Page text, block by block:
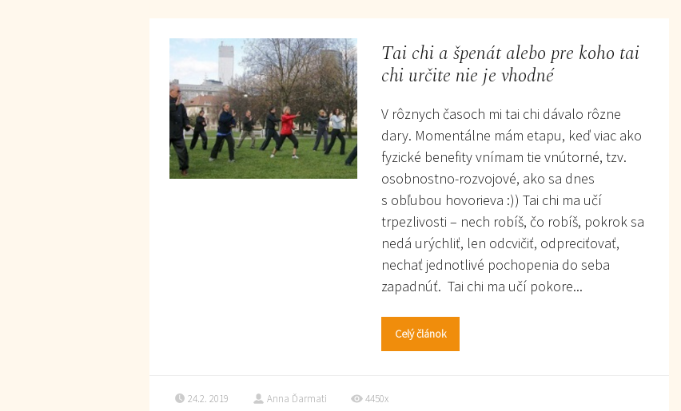
Tai chi a špenát alebo pre koho tai
chi určite nie je vhodné
V rôznych časoch mi tai chi dávalo rôzne
dary. Momentálne mám etapu, keď viac ako
fyzické benefity vnímam tie vnútorné, tzv.
osobnostno-rozvojové, ako sa dnes
s obľubou hovorieva :)) Tai chi ma učí
trpezlivosti – nech robíš, čo robíš, pokrok sa
nedá urýchliť, len odcvičiť, odpreciťovať,
nechať jednotlivé pochopenia do seba
zapadnúť. Tai chi ma učí pokore...
Celý článok
24.2. 2019 Anna Ďarmati 4450x